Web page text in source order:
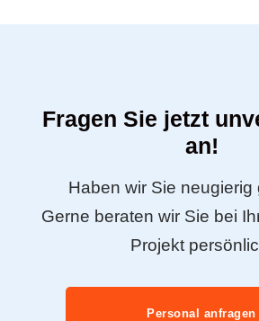
Fragen Sie jetzt
an!
Haben wir Sie neugierig
Gerne beraten wir Sie bei
Projekt
Personal anfragen